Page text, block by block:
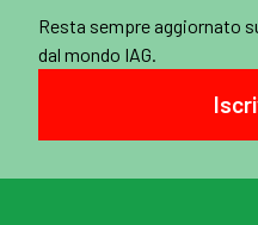
Resta sempre aggiornato
dal mondo IAG.